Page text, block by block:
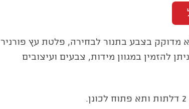
מדוקק בצבע בתנור לבחירה, פלטת עץ פורניר
להזמין במגוון מידות, צבעים ועיצובים